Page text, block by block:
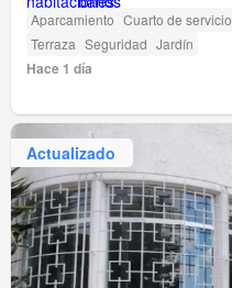
Aparcamiento Cuarto de servicio
Terraza Seguridad Jardín
Hace 1 día
Actualizado